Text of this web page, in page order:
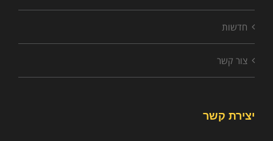
חדשות
צור קשר
יצירת קשר